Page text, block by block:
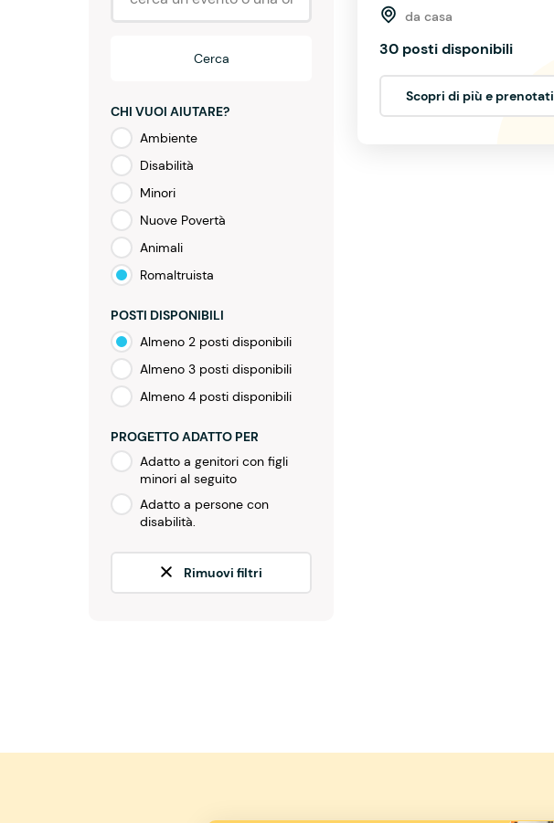
Cerca
CHI VUOI AIUTARE?
Ambiente
Disabilità
Minori
Nuove Povertà
Animali
Romaltruista
POSTI DISPONIBILI
Almeno 2 posti disponibili
Almeno 3 posti disponibili
Almeno 4 posti disponibili
PROGETTO ADATTO PER
Adatto a genitori con figli
minori al seguito
Adatto a persone con
disabilità.
Rimuovi filtri
da casa
30 posti disponibili
Scopri di più e prenotati